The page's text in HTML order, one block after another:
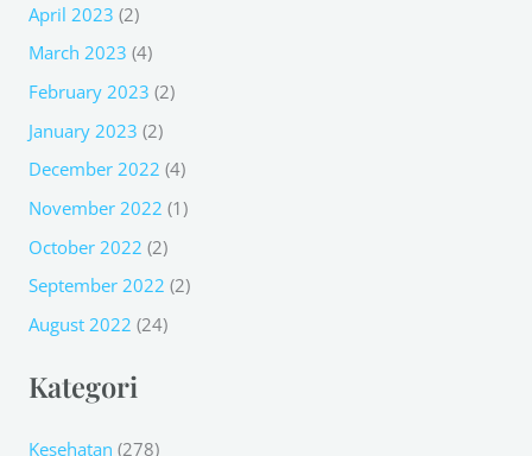
April 2023 (2)
March 2023 (4)
February 2023 (2)
January 2023 (2)
December 2022 (4)
November 2022 (1)
October 2022 (2)
September 2022 (2)
August 2022 (24)
Kategori
Kesehatan (278)